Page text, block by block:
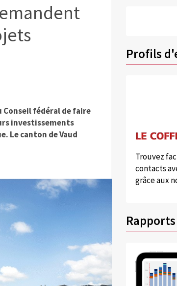
Conseil fédéral de faire
investissements
Le canton de Vaud
Profils
Trouvez
contacts
grâce aux
Rapports